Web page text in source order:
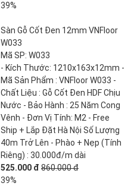
39%
Sàn Gỗ Cốt Đen 12mm VNFloor
W033
Mã SP: W033
- Kích Thước: 1210x163x12mm -
Mã Sản Phẩm : VNFloor W033 -
Chất Liệu : Gỗ Cốt Đen HDF Chịu
Nước - Bảo Hành : 25 Năm Cong
Vênh - Đơn Vị Tính: M2 - Free
Ship + Lắp Đặt Hà Nội Số Lượng
40m Trở Lên - Phào + Nẹp (Tính
Riêng) : 30.000đ/m dài
525.000 đ 860.000 đ
39%